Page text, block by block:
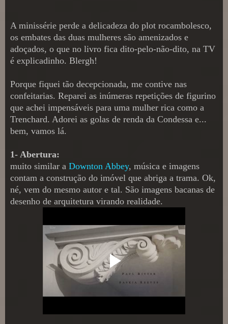
A minissérie perde a delicadeza do plot rocambolesco,
os embates das duas mulheres são amenizados e
adoçados, o que no livro fica dito-pelo-não-dito, na TV
é explicadinho. Blergh!
Porque fiquei tão decepcionada, me contive nas
confeitarias. Reparei as inúmeras repetições de figurino
que achei impensáveis para uma mulher rica como a
Trenchard. Adorei as golas de renda da Condessa e...
bem, vamos lá.
1- Abertura:
muito similar a Downton Abbey, música e imagens
contam a construção do imóvel que abriga a trama. Ok,
né, vem do mesmo autor e tal. São imagens bacanas de
desenho de arquitetura virando realidade.